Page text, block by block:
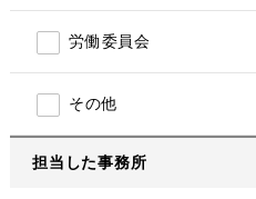
労働委員会
その他
担当した事務所